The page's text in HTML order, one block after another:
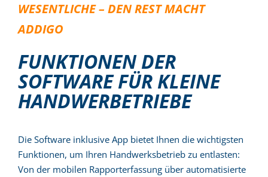
WESENTLICHE – DEN REST MACHT
ADDIGO
FUNKTIONEN DER
SOFTWARE FÜR KLEINE
HANDWERBETRIEBE
Die Software inklusive App bietet Ihnen die wichtigsten
Funktionen, um Ihren Handwerksbetrieb zu entlasten:
Von der mobilen Rapporterfassung über automatisierte